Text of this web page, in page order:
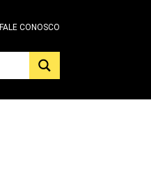
FALE CONOSCO